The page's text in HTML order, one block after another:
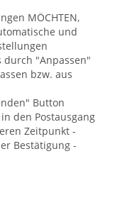
MÖCHTEN,
und
"Anpassen"
bzw. aus
Button
den Postausgang
Zeitpunkt -
Bestätigung -